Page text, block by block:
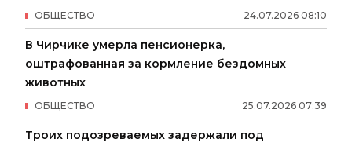
24.07.2026 08:10
ОБЩЕСТВО
В Чирчике умерла пенсионерка,
оштрафованная за кормление бездомных
животных
25.07.2026 07:39
ОБЩЕСТВО
Троих подозреваемых задержали под